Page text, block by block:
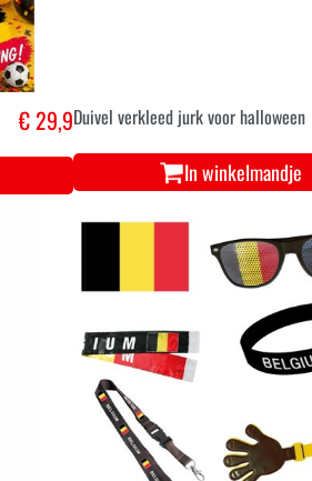
€ 29,9Duivel verkleed jurk voor halloween
In winkelmandje